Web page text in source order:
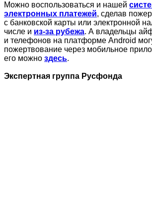
Можно воспользоваться и нашей
электронных платежей, сделав
с банковской карты или электронной
числе и из-за рубежа. А владельцы
и телефонов на платформе Android
пожертвование через мобильное
его можно здесь.
Экспертная группа Русфонда